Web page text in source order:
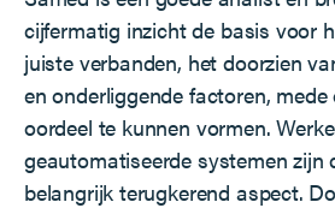
cijfermatig inzicht de basis voor
juiste verbanden, het doorzien
en onderliggende factoren,
oordeel te kunnen vormen.
geautomatiseerde systemen zijn
belangrijk terugkerend aspect.